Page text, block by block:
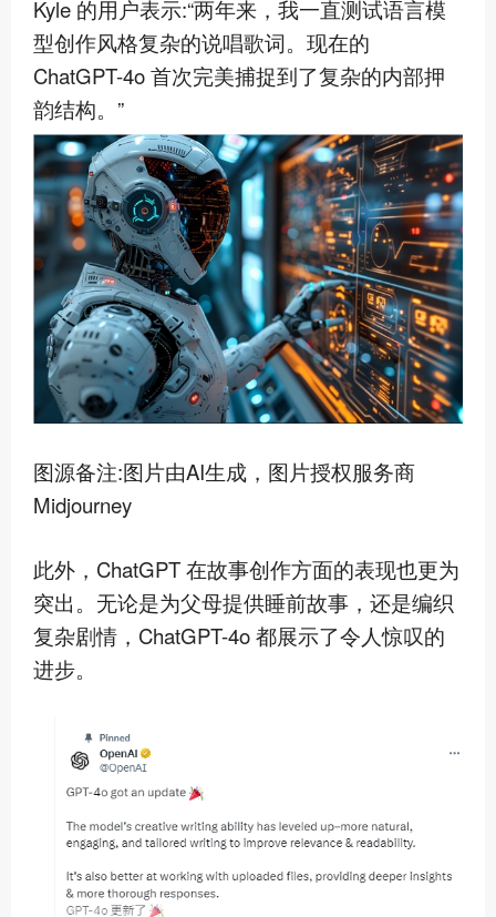
Kyle 的用户表示:“两年来，我一直测试语言模
型创作风格复杂的说唱歌词。现在的
ChatGPT-4o首次完美捕捉到了复杂的内部押
韵结构。”
图源备注:图片由AI生成，图片授权服务商
Midjourney
此外，ChatGPT 在故事创作方面的表现也更为
突出。无论是为父母提供睡前故事，还是编织
复杂剧情，ChatGPT-4o 都展示了令人惊叹的
进步。